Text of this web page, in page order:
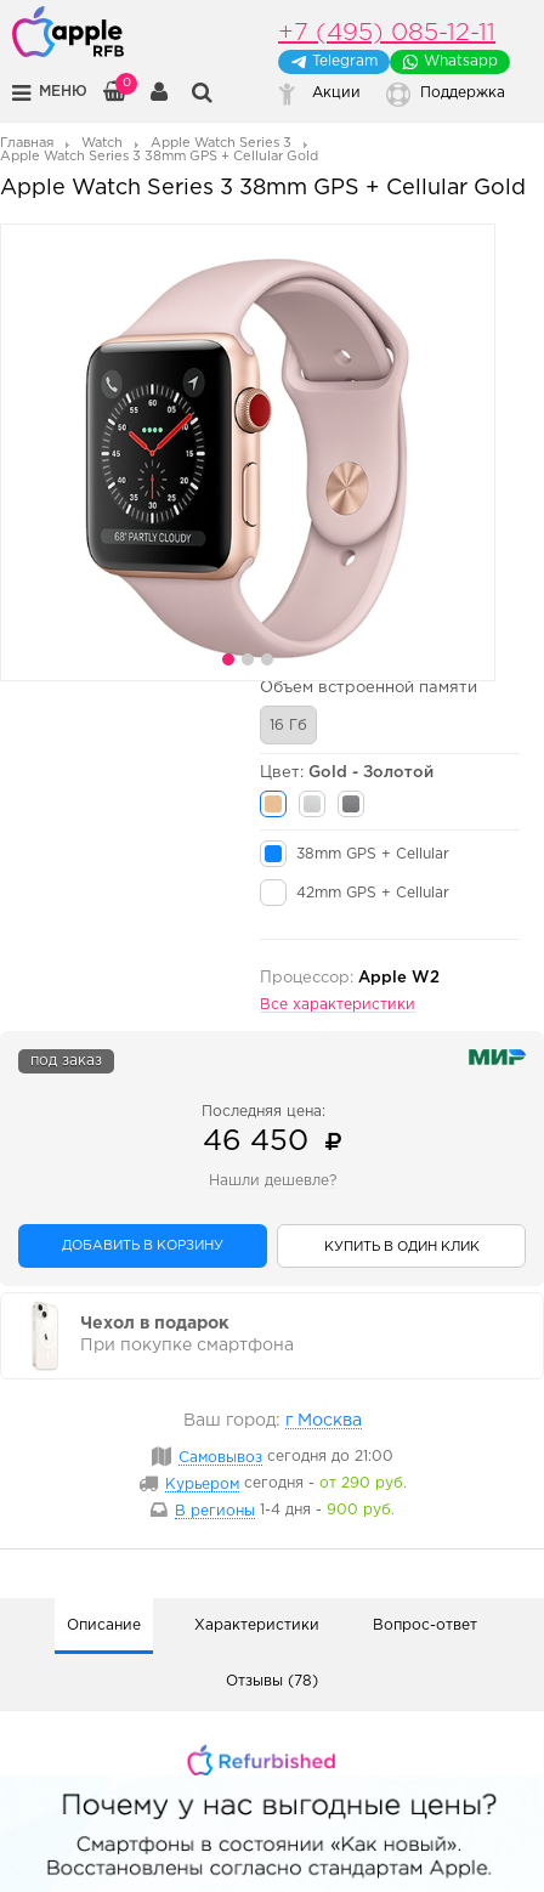
МЕНЮ
0
+7 (495) 085-12-11
Telegram Whatsapp
Акции Поддержка
Главная Watch
Apple Watch Series 3
Apple Watch Series 3 38mm GPS + Cellular Gold
Apple Watch Series 3 38mm GPS + Cellular Gold
Объем встроенной памяти
16 Гб
Цвет: Gold - Золотой
38mm GPS + Cellular
42mm GPS + Cellular
Процессор: Apple W2
Все характеристики
под заказ
Последняя цена:
46 450
Нашли дешевле?
ДОБАВИТЬ В КОРЗИНУ КУПИТЬ В ОДИН КЛИК
Чехол в подарок
При покупке смартфона
Ваш город: г Москва
Самовывоз сегодня до 21:00
Курьером сегодня - от 290 руб.
В регионы
1-4 дня - 900 руб.
Описание Характеристики Вопрос-ответ
Отзывы (78)